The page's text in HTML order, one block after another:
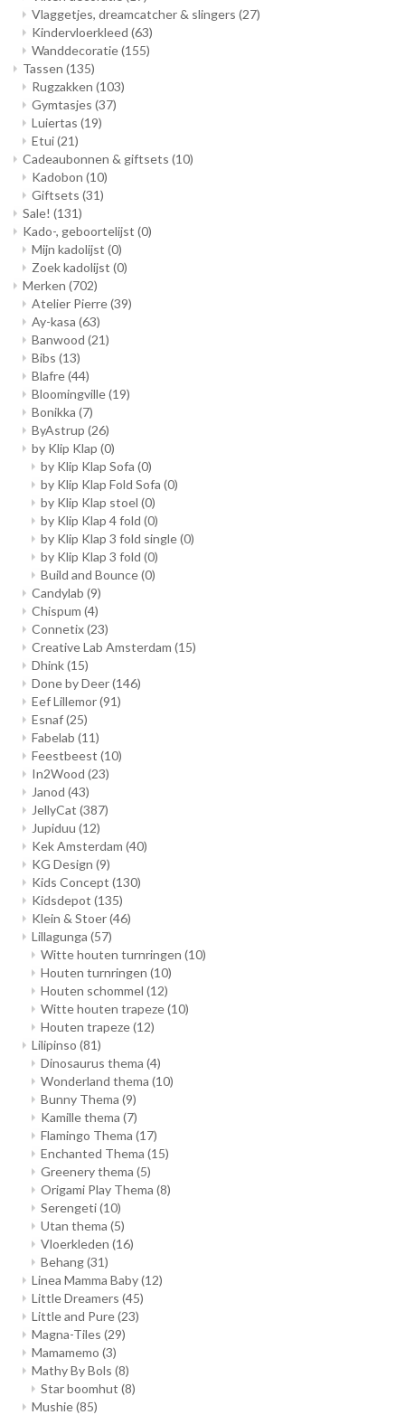
Vlaggetjes, dreamcatcher & slingers (27)
Kindervloerkleed (63)
Wanddecoratie(155)
Tassen (135)
Rugzakken (103)
Gymtasjes (37)
Luiertas (19)
Etui(21)
Cadeaubonnen & giftsets (10)
Kadobon (10)
Giftsets (31)
Sale! (131)
Kado-, geboortelijst (0)
Mijn kadolijst (0)
Zoek kadolijst (0)
Merken (702)
Atelier Pierre(39)
Ay-kasa (63)
Banwood (21)
Bibs (13)
Blafre(44)
Bloomingville(19)
Bonikka (7)
ByAstrup (26)
by Klip Klap (0)
by Klip Klap Sofa (0)
by Klip Klap Fold Sofa (0)
by Klip Klap stoel (0)
by Klip Klap 4 fold (0)
by Klip Klap 3 fold single(0)
by Klip Klap 3 fold (0)
Build and Bounce(0)
Candylab (9)
Chispum (4)
Connetix(23)
Creative Lab Amsterdam (15)
Dhink(15)
Done by Deer(146)
Eef Lillemor(91)
Esnaf(25)
Fabelab (11)
Feestbeest (10)
In2Wood (23)
Janod (43)
JellyCat (387)
Jupiduu (12)
Kek Amsterdam (40)
KG Design (9)
Kids Concept (130)
Kidsdepot (135)
Klein & Stoer(46)
Lillagunga (57)
Witte houten turnringen (10)
Houten turnringen (10)
Houten schommel (12)
Witte houten trapeze(10)
Houten trapeze(12)
Lilipinso (81)
Dinosaurus thema (4)
Wonderland thema (10)
Bunny Thema (9)
Kamille thema (7)
Flamingo Thema (17)
Enchanted Thema (15)
Greenery thema (5)
Origami Play Thema (8)
Serengeti(10)
Utan thema (5)
Vloerkleden (16)
Behang(31)
Linea Mamma Baby(12)
Little Dreamers (45)
Little and Pure(23)
Magna-Tiles (29)
Mamamemo (3)
Mathy By Bols (8)
Star boomhut (8)
Mushie(85)